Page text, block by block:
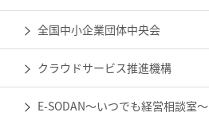
全国中小企業団体中央会
クラウドサービス推進機構
E-SODAN～いつでも経営相談室～